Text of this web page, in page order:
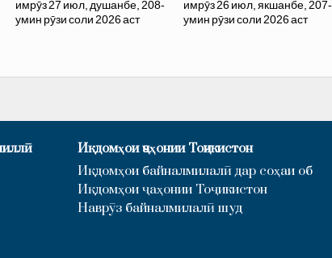
имрӯз 27 июл, душанбе, 208-
умин рӯзи соли 2026 аст
имрӯз 26 июл, якшанбе, 207-
умин рӯзи соли 2026 аст
Иқдомҳои ҷаҳонии Тоҷикистон
Иқдомҳои байналмилалӣ дар соҳаи об
Иқдомҳои ҷаҳонии Тоҷикистон
Наврӯз байналмилалӣ шуд